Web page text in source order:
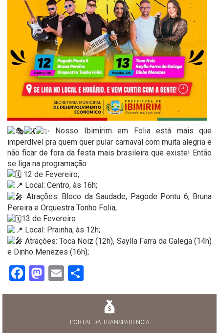
Nosso Ibimirim em Folia está mais que
imperdível pra quem quer pular carnaval com muita alegria e
não ficar de fora da festa mais brasileira que existe! Então
se liga na programação:
12 de Fevereiro;
Local: Centro, às 16h;
Atrações: Bloco da Saudade, Pagode Pontu 6, Bruna
Pereira e Orquestra Tonho Folia;
13 de Fevereiro
Local: Prainha, às 12h;
Atrações: Toca Noiz (12h), Saylla Farra da Galega (14h)
e Dinho Menezes (16h);
Facebook
Mastodon
Email
PORTAL DA TRANSPARÊNCIA